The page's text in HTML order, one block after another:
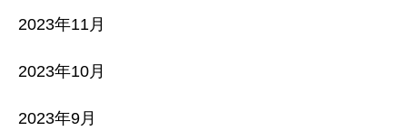
2023年11月
2023年10月
2023年9月